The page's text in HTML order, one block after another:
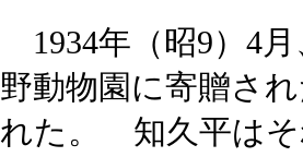
1934年（昭9）4
野動物園に寄贈さ
れた。 知久平はそ